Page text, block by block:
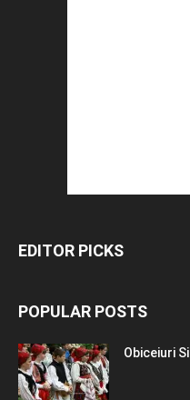
EDITOR PICKS
POPULAR POSTS
Obiceiuri